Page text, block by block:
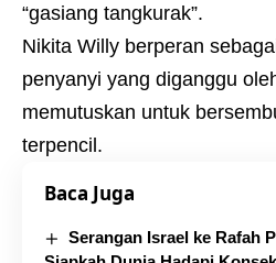
“gasiang tangkurak”.
Nikita Willy berperan
penyanyi yang diganggu
memutuskan untuk
terpencil.
Baca Juga
Serangan Israel ke Rafah